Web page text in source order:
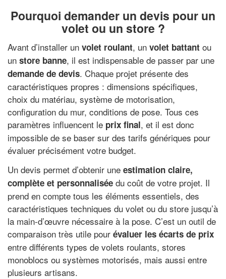
Pourquoi demander un devis pour un
volet ou un store ?
Avant d’installer un volet roulant, un volet battant ou
un store banne, il est indispensable de passer par une
demande de devis. Chaque projet présente des
caractéristiques propres : dimensions spécifiques,
choix du matériau, système de motorisation,
configuration du mur, conditions de pose. Tous ces
paramètres influencent le prix final, et il est donc
impossible de se baser sur des tarifs génériques pour
évaluer précisément votre budget.
Un devis permet d’obtenir une estimation claire,
complète et personnalisée du coût de votre projet. Il
prend en compte tous les éléments essentiels, des
caractéristiques techniques du volet ou du store jusqu’à
la main-d’œuvre nécessaire à la pose. C’est un outil de
comparaison très utile pour évaluer les écarts de prix
entre différents types de volets roulants, stores
monoblocs ou systèmes motorisés, mais aussi entre
plusieurs artisans.